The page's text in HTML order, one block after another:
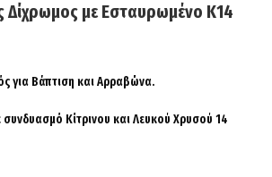
Δίχρωμος με Εσταυρωμένο Κ14
για Βάπτιση και Αρραβώνα.
Κίτρινου και Λευκού Χρυσού 14